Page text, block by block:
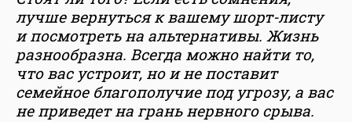
лучше вернуться к вашему шорт-листу
и посмотреть на альтернативы. Жизнь
разнообразна. Всегда можно найти то,
что вас устроит, но и не поставит
семейное благополучие под угрозу, а вас
не приведет на грань нервного срыва.